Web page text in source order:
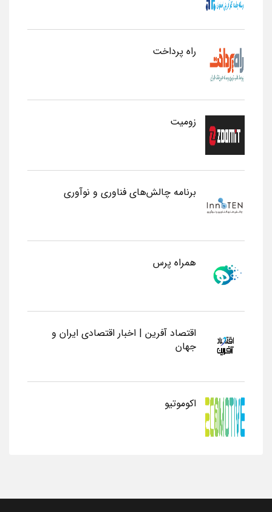
راه پرداخت
زومیت
برنامه چالش‌های فناوری و نوآوری
همراه پرس
اقتصاد آفرین | اخبار اقتصادی ایران و
جهان
اکوموتیو